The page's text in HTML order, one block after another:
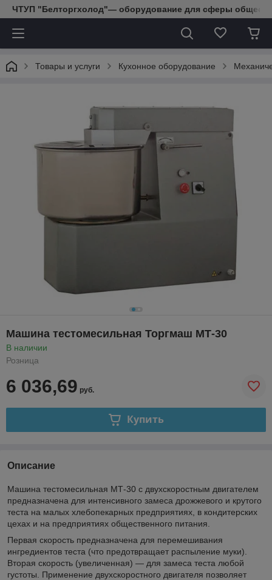
ЧТУП "Белторгхолод"— оборудование для сферы
Товары и услуги Кухонное оборудование
Машина тестомесильная Торгмаш МТ-30
В наличии
Розница
6 036,69 руб.
Купить
Описание
Машина тестомесильная МТ-30 с двухскоростным двигателем
предназначена для интенсивного замеса дрожжевого и крутого
теста на малых хлебопекарных предприятиях, в кондитерских
цехах и на предприятиях общественного питания.
Первая скорость предназначена для перемешивания
ингредиентов теста (что предотвращает распыление муки).
Вторая скорость (увеличенная) — для замеса теста любой
густоты. Применение двухскоростного двигателя позволяет